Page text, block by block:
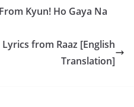
Kyun! Ho Gaya Na
from Raaz [English
Translation]